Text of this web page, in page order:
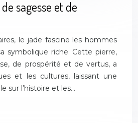
sagesse et de
le jade fascine les hommes
symbolique riche. Cette pierre,
de prospérité et de vertus, a
et les cultures, laissant une
sur l’histoire et les…